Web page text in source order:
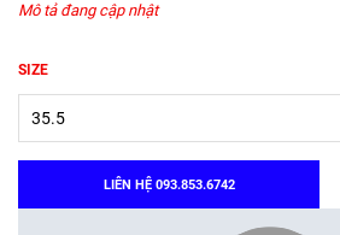
Mô tả đang cập nhật
SIZE
LIÊN HỆ 093.853.6742